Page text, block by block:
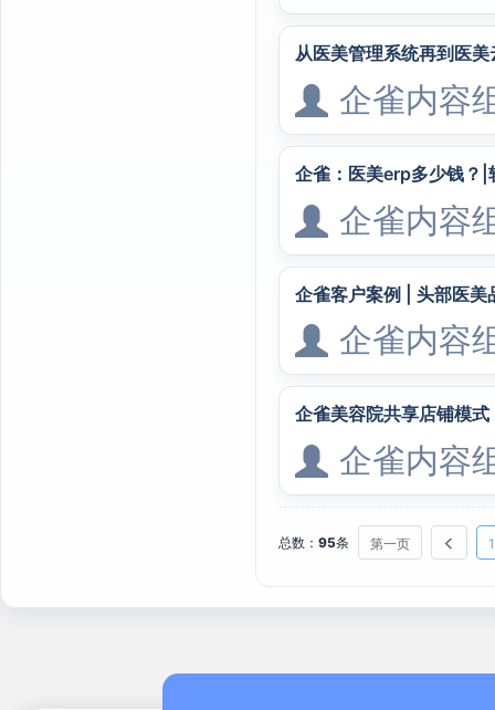
从医美管理系统再到医
企雀内容
企雀：医美erp多少钱？|
企雀内容
企雀客户案例 | 头部医美
企雀内容
企雀美容院共享店铺模
企雀内容
总数： 95条 第一页 1